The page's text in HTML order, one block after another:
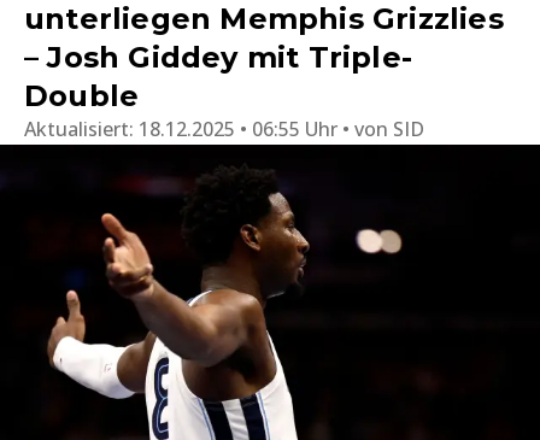
unterliegen Memphis Grizzlies
– Josh Giddey mit Triple-
Double
Aktualisiert: 18.12.2025 • 06:55 Uhr von SID